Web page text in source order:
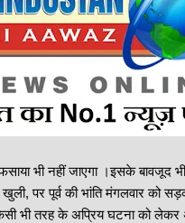
भी नहीं जाएगा ।इसके
पर पूर्व की भांति मंगलवार को
भी तरह के अप्रिय घटना को लेकर